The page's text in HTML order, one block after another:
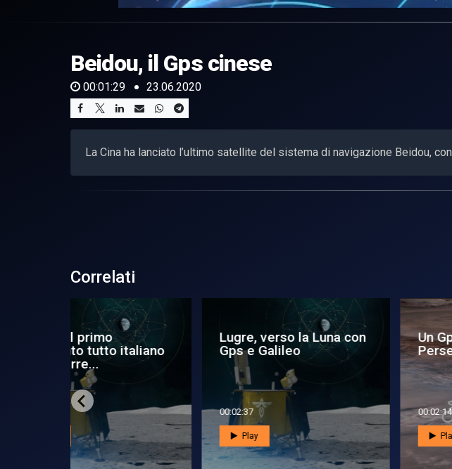
of
29
seconds Volume
0%
Beidou, il Gps cinese
00:01:29 23.06.2020
La Cina ha lanciato l’ultimo satellite del sistema di navigazione Beidou,
Correlati
Lugre, verso la Luna con
Gps e Galileo
00:02:37
Play
Un Gps marziano per
Perseverance
00:02:14
Play